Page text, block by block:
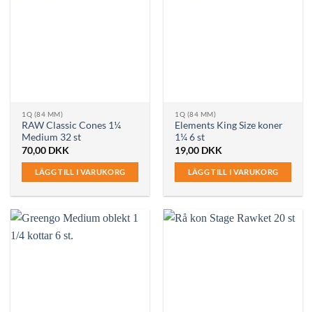
1Q (84 MM)
RAW Classic Cones 1¼
Medium 32 st
70,00 DKK
LÄGG TILL I VARUKORG
1Q (84 MM)
Elements King Size koner
1¼ 6 st
19,00 DKK
LÄGG TILL I VARUKORG